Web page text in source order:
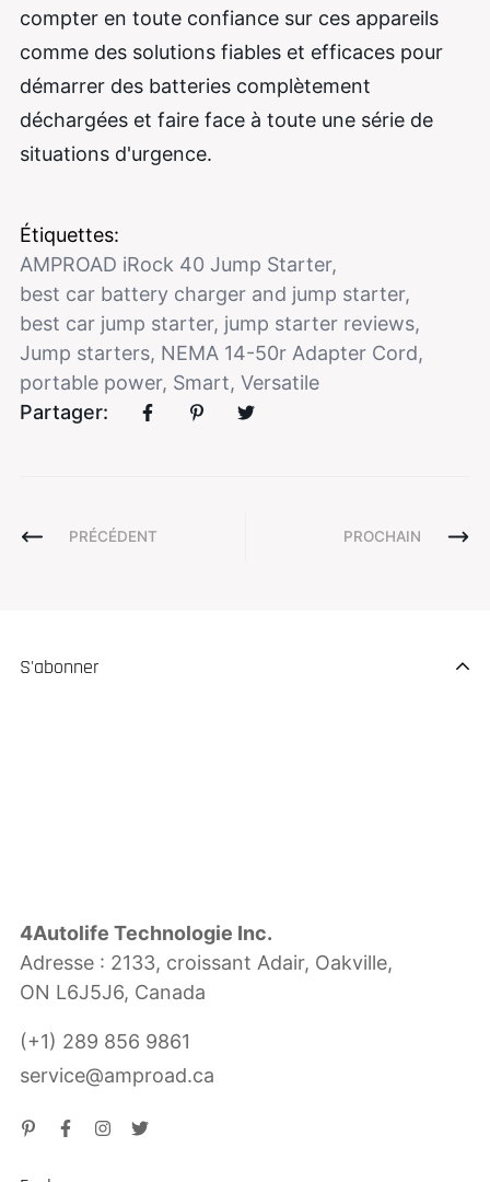
compter en toute confiance sur ces appareils
comme des solutions fiables et efficaces pour
démarrer des batteries complètement
déchargées et faire face à toute une série de
situations d'urgence.
Étiquettes:
AMPROAD iRock 40 Jump Starter,
best car battery charger and jump starter,
best car jump starter, jump starter reviews,
Jump starters, NEMA 14-50r Adapter Cord,
portable power, Smart, Versatile
Partager:
PRÉCÉDENT PROCHAIN
4Autolife Technologie Inc.
Adresse : 2133, croissant Adair, Oakville,
ON L6J5J6, Canada
(+1) 289 856 9861
service@amproad.ca
S'abonner